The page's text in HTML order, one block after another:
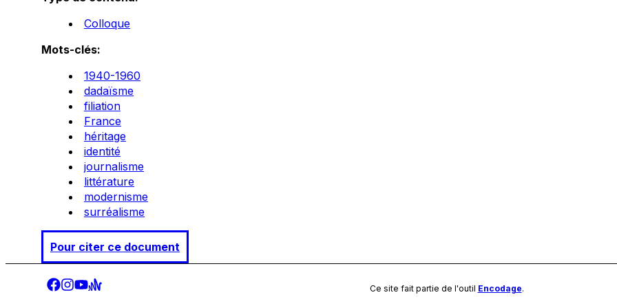
Colloque
Mots-clés:
1940-1960
dadaïsme
filiation
France
héritage
identité
journalisme
littérature
modernisme
surréalisme
Pour citer ce document
Ce site fait partie de l'outil Encodage.